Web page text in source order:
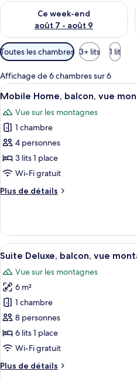
Ce week-end
août 7 - août 9
Vérifier la disponibilité pour ce
Filtres
disponibles
pour
les
chambres
Toutes les chambres 3+ lits 1 lit
Affichage de 6 chambres sur 6
Afficher
toutes
les
photos
pour
ce
type
chambre :
balcon,
vue
montagne
7
Mobile Home, balcon, vue
Vue sur les montagnes
1 chambre
4 personnes
3 lits 1 place
Wi-Fi gratuit
Plus de détails
Plus
le
type
de
Mobile
Home,
balcon,
vue
montagne
Afficher
toutes
les
photos
pour
ce
type
de
chambre :
Suite
6
Suite Deluxe, balcon, vue
Vue sur les montagnes
6 m²
1 chambre
8 personnes
6 lits 1 place
Wi-Fi gratuit
Plus de détails
Plus